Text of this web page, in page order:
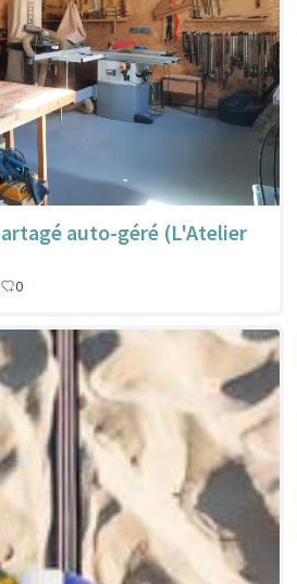
auto-géré (L'Atelier
0